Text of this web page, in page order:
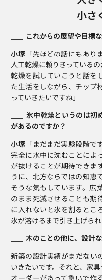
小さ
⎯⎯⎯  これからの展望や目標
小塚 「先ほどの話にもあ
人工乾燥に頼りきっている
乾燥を試していこうと話を
た生活をしながら、チップ
っていきたいですね」
⎯⎯⎯  氷中乾燥というのは
があるのですか？
小塚 「まだまだ実験段階
完全に水中に沈むことによ
が抜けることが期待できま
うに、北方ならではの知恵
そうな気もしています。広
のまま死滅させることも期
に入れないと氷を割るとこ
氷が溶けるまで引き上げられ
⎯⎯⎯  木のことの他に、設計
新築の設計実績がまだない
いきたいです。それと、家
オーダーがあって急いで作